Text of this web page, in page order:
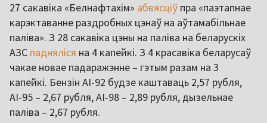
27 сакавіка «Белнафтахім» абвясціў пра «паэтапнае
карэктаванне раздробных цэнаў на аўтамабільнае
паліва». З 28 сакавіка цэны на паліва на беларускіх
АЗС падняліся на 4 капейкі. З 4 красавіка беларусаў
чакае новае падаражэнне – гэтым разам на 3
капейкі. Бензін АІ-92 будзе каштаваць 2,57 рубля,
АІ-95 – 2,67 рубля, АІ-98 – 2,89 рубля, дызельнае
паліва – 2,67 рубля.